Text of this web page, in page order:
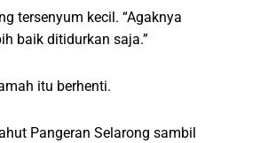
tersenyum kecil. “Agaknya
baik ditidurkan saja.”
itu berhenti.
Pangeran Selarong sambil